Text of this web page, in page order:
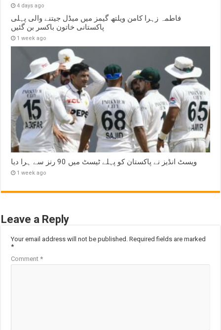
4 days ago
فاطمہ زہرا کامن ویلتھ گیمز میں میڈل جیتنے والی پہلی
پاکستانی خاتون باکسر بن گئیں
1 week ago
ویسٹ انڈیز نے پاکستان کو پہلے ٹیسٹ میں 90 رنز سے ہرا دیا
1 week ago
Leave a Reply
Your email address will not be published. Required fields are marked
*
Comment*